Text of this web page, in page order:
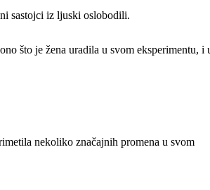
sastojci iz ljuski oslobodili.
što je žena uradila u svom eksperimentu, i
nekoliko značajnih promena u svom